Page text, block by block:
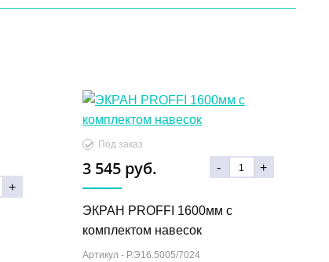
+
Под заказ
3 545 руб. - +
ЭКРАН PROFFI 1600мм с
комплектом навесок
Артикул - Р.Э16.5005/7024